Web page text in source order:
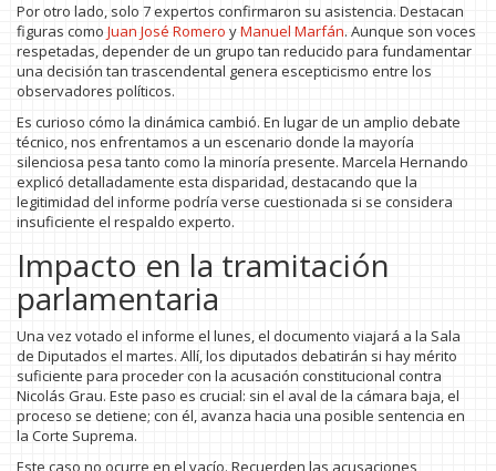
Por otro lado, solo 7 expertos confirmaron su asistencia. Destacan
figuras como Juan José Romero yManuel Marfán. Aunque son voces
respetadas, depender de un grupo tan reducido para fundamentar
una decisión tan trascendental genera escepticismo entre los
observadores políticos.
Es curioso cómo la dinámica cambió. En lugar de un amplio debate
técnico, nos enfrentamos a un escenario donde la mayoría
silenciosa pesa tanto como la minoría presente. Marcela Hernando
explicó detalladamente esta disparidad, destacando que la
legitimidad del informe podría verse cuestionada si se considera
insuficiente el respaldo experto.
Impacto en la tramitación
parlamentaria
Una vez votado el informe el lunes, el documento viajará a la Sala
de Diputados el martes. Allí, los diputados debatirán si hay mérito
suficiente para proceder con la acusación constitucional contra
Nicolás Grau. Este paso es crucial: sin el aval de la cámara baja, el
proceso se detiene; con él, avanza hacia una posible sentencia en
la Corte Suprema.
Este caso no ocurre en el vacío. Recuerden las acusaciones